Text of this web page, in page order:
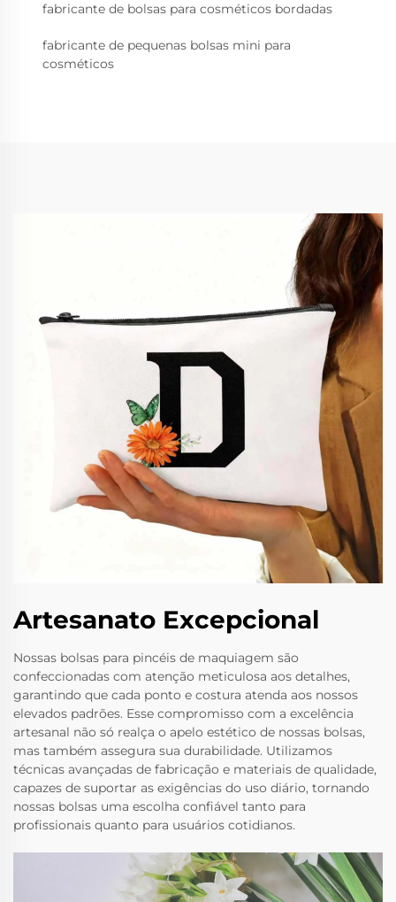
fabricante de bolsas para cosméticos bordadas
fabricante de pequenas bolsas mini para
cosméticos
Artesanato Excepcional
Nossas bolsas para pincéis de maquiagem são
confeccionadas com atenção meticulosa aos detalhes,
garantindo que cada ponto e costura atenda aos nossos
elevados padrões. Esse compromisso com a excelência
artesanal não só realça o apelo estético de nossas bolsas,
mas também assegura sua durabilidade. Utilizamos
técnicas avançadas de fabricação e materiais de qualidade,
capazes de suportar as exigências do uso diário, tornando
nossas bolsas uma escolha confiável tanto para
profissionais quanto para usuários cotidianos.